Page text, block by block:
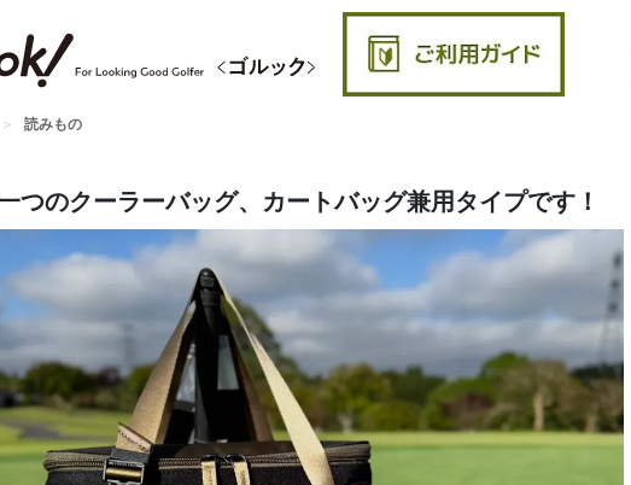
読みもの
つのクーラーバッグ、カートバッグ兼用タイプです！
×
お届
ダイ
忘れ通